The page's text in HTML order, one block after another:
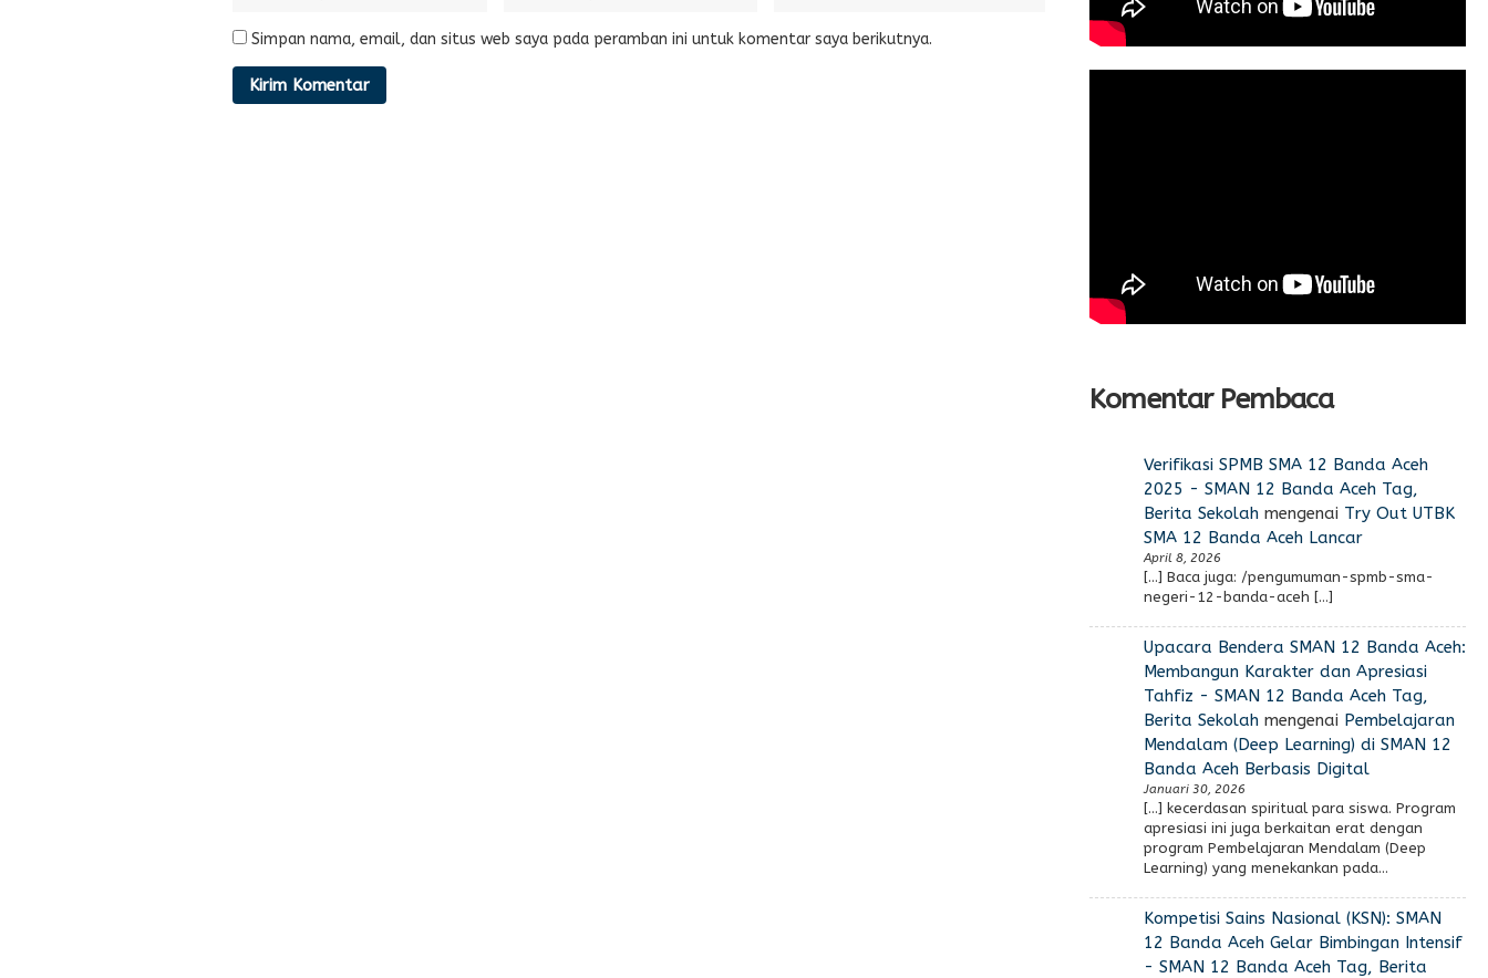
Simpan nama, email, dan situs web saya pada peramban ini untuk komentar saya berikutnya.
Komentar Pembaca
Verifikasi SPMB SMA 12 Banda Aceh
2025 - SMAN 12 Banda Aceh Tag,
Berita Sekolahmengenai Try Out UTBK
SMA 12 Banda Aceh Lancar
April 8, 2026
[…] Baca juga: /pengumuman-spmb-sma-
negeri-12-banda-aceh […]
Upacara Bendera SMAN 12 Banda Aceh:
Membangun Karakter dan Apresiasi
Tahfiz - SMAN 12 Banda Aceh Tag,
Berita Sekolahmengenai Pembelajaran
Mendalam (Deep Learning) di SMAN 12
Banda Aceh Berbasis Digital
Januari 30, 2026
[…] kecerdasan spiritual para siswa. Program
apresiasi ini juga berkaitan erat dengan
program Pembelajaran Mendalam (Deep
Learning) yang menekankan pada…
Kompetisi Sains Nasional (KSN): SMAN
12 Banda Aceh Gelar Bimbingan Intensif
- SMAN 12 Banda Aceh Tag, Berita